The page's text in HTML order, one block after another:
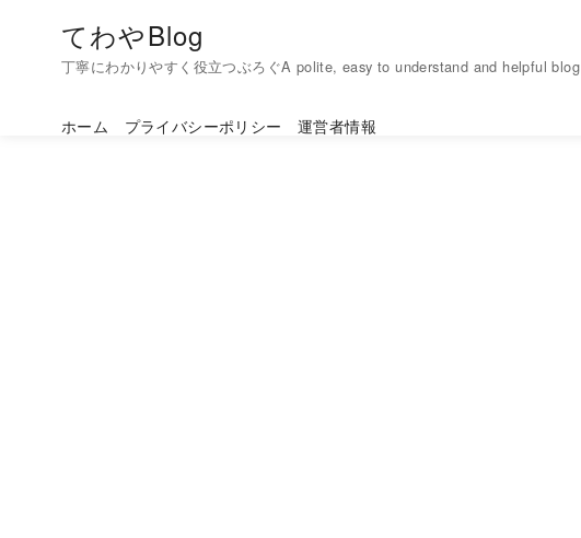
てわやBlog
丁寧にわかりやすく役立つぶろぐA polite, easy to understand and helpful blog
ホーム プライバシーポリシー 運営者情報